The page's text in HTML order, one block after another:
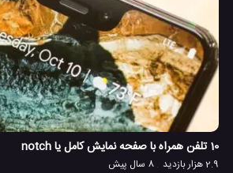
10 تلفن همراه با صفحه نمایش کامل یا notch
2.9 هزار بازدید 8 سال پیش